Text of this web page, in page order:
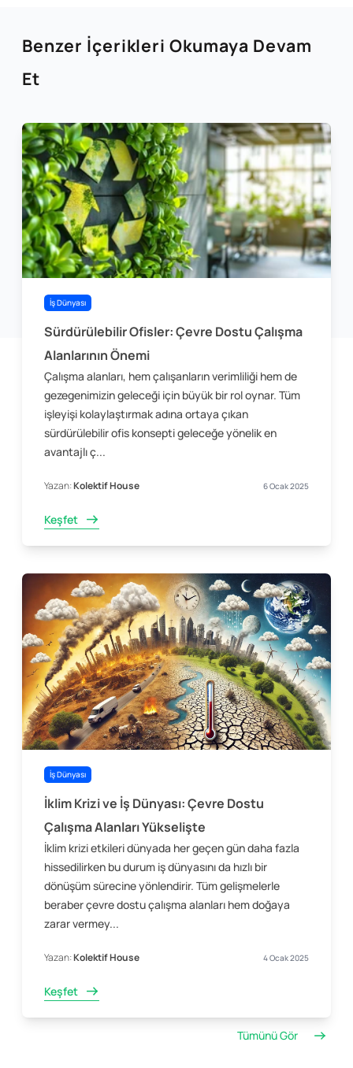
Benzer İçerikleri Okumaya Devam
Et
İş Dünyası
Sürdürülebilir Ofisler: Çevre Dostu Çalışma
Alanlarının Önemi
Çalışma alanları, hem çalışanların verimliliği hem de
gezegenimizin geleceği için büyük bir rol oynar. Tüm
işleyişi kolaylaştırmak adına ortaya çıkan
sürdürülebilir ofis konsepti geleceğe yönelik en
avantajlı ç...
Yazan:Kolektif House 6 Ocak 2025
Keşfet
İş Dünyası
İklim Krizi ve İş Dünyası: Çevre Dostu
Çalışma Alanları Yükselişte
İklim krizi etkileri dünyada her geçen gün daha fazla
hissedilirken bu durum iş dünyasını da hızlı bir
dönüşüm sürecine yönlendirir. Tüm gelişmelerle
beraber çevre dostu çalışma alanları hem doğaya
zarar vermey...
Yazan:Kolektif House 4 Ocak 2025
Keşfet
Tümünü Gör